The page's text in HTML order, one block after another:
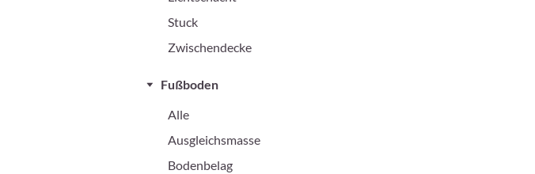
Stuck
Zwischendecke
Fußboden
Alle
Ausgleichsmasse
Bodenbelag